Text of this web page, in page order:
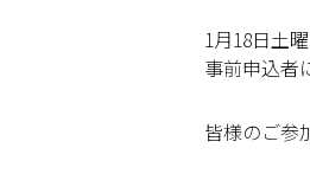
1月18日土
事前申込者
皆様のご参